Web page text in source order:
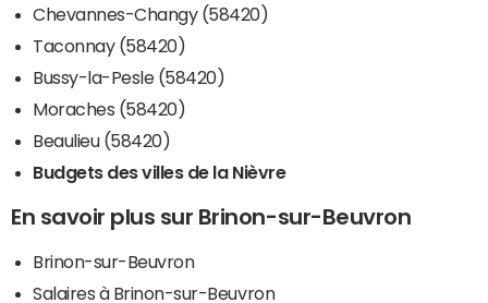
Chevannes-Changy (58420)
Taconnay (58420)
Bussy-la-Pesle (58420)
Moraches (58420)
Beaulieu (58420)
Budgets des villes de la Nièvre
En savoir plus sur Brinon-sur-Beuvron
Brinon-sur-Beuvron
Salaires à Brinon-sur-Beuvron